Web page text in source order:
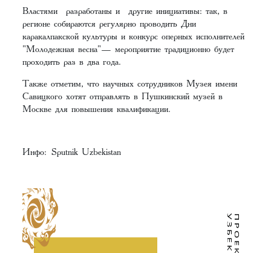
Властями разработаны и другие инициативы: так, в
регионе собираются регулярно проводить Дни
каракалпакской культуры и конкурс оперных исполнителей
"Молодежная весна"— мероприятие традиционно будет
проходить раз в два года.
Также отметим, что научных сотрудников Музея имени
Савицкого хотят отправлять в Пушкинский музей в
Москве для повышения квалификации.
Инфо: Sputnik Uzbekistan